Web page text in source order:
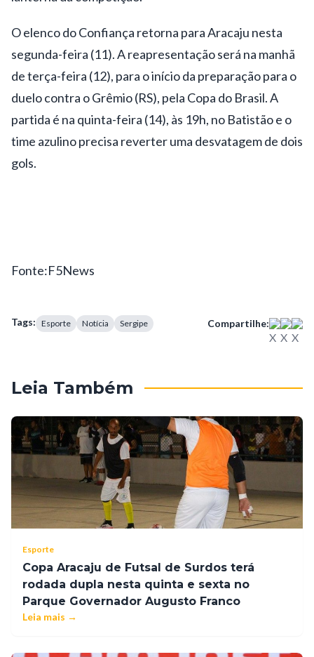
O elenco do Confiança retorna para Aracaju nesta
segunda-feira (11). A reapresentação será na manhã
de terça-feira (12), para o início da preparação para o
duelo contra o Grêmio (RS), pela Copa do Brasil. A
partida é na quinta-feira (14), às 19h, no Batistão e o
time azulino precisa reverter uma desvatagem de dois
gols.
Fonte:F5News
Tags: Esporte Notícia Sergipe Compartilhe:
Leia Também
Esporte
Copa Aracaju de Futsal de Surdos terá
rodada dupla nesta quinta e sexta no
Parque Governador Augusto Franco
Leia mais →